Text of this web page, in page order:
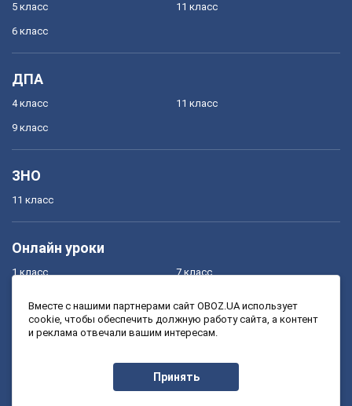
5 класс
6 класс
11 класс
ДПА
4 класс
9 класс
11 класс
ЗНО
11 класс
Онлайн уроки
1 класс
3 класс
7 класс
9 класс
Вместе с нашими партнерами сайт OBOZ.UA использует
cookie, чтобы обеспечить должную работу сайта, а контент
и реклама отвечали вашим интересам.
Принять